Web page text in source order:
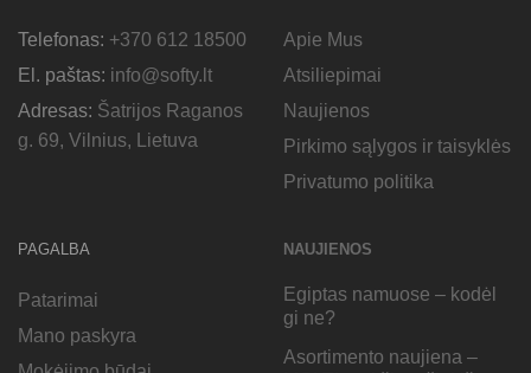
Telefonas: +370 612 18500
El. paštas: info@softy.lt
Adresas: Šatrijos Raganos
g. 69, Vilnius, Lietuva
Apie Mus
Atsiliepimai
Naujienos
Pirkimo sąlygos ir taisyklės
Privatumo politika
PAGALBA
Patarimai
Mano paskyra
NAUJIENOS
Egiptas namuose – kodėl
gi ne?
Asortimento naujiena –